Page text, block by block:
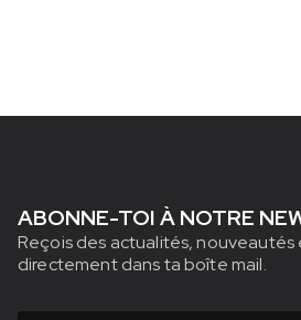
ABONNE-TOI À NOTRE
Reçois des actualités, nouveautés
directement dans ta boîte mail.